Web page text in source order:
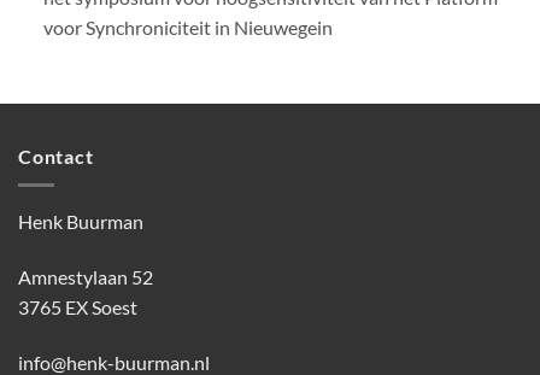
voor Synchroniciteit in Nieuwegein
Contact
Henk Buurman
Amnestylaan 52
3765 EX Soest
info@henk-buurman.nl